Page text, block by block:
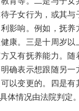
子女行为，或其与
影响。例如，抚养
康。三是十周岁以
又有抚养能力。随
确表示想跟随另一
以变更的。四是有
体情况由法院判定。